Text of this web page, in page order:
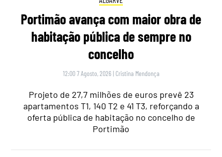
Portimão avança com maior obra de
habitação pública de sempre no
concelho
12:00 7 Agosto, 2026 | Cristina Mendonça
Projeto de 27,7 milhões de euros prevê 23
apartamentos T1, 140 T2 e 41 T3, reforçando a
oferta pública de habitação no concelho de
Portimão